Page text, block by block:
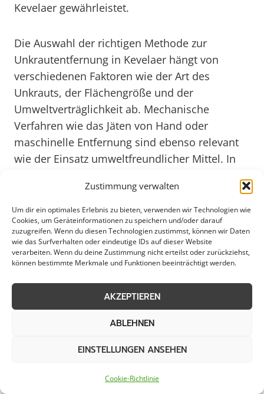
Zustimmung verwalten
Um dir ein optimales Erlebnis zu bieten, verwenden wir Technologien wie
Cookies, um Geräteinformationen zu speichern und/oder darauf
zuzugreifen. Wenn du diesen Technologien zustimmst, können wir Daten
wie das Surfverhalten oder eindeutige IDs auf dieser Website
verarbeiten. Wenn du deine Zustimmung nicht erteilst oder zurückziehst,
können bestimmte Merkmale und Funktionen beeinträchtigt werden.
AKZEPTIEREN
ABLEHNEN
EINSTELLUNGEN ANSEHEN
Cookie-Richtlinie
Kevelaer gewährleistet.
Die Auswahl der richtigen Methode zur
Unkrautentfernung in Kevelaer hängt von
verschiedenen Faktoren wie der Art des
Unkrauts, der Flächengröße und der
Umweltverträglichkeit ab. Mechanische
Verfahren wie das Jäten von Hand oder
maschinelle Entfernung sind ebenso relevant
wie der Einsatz umweltfreundlicher Mittel. In
strengerer Vorschriften ist es für Kevelaer von
Vorteil, auf nachhaltige und ökologisch
vertretbare Unkrautbekämpfung zu setzen.
Mit Blick auf das Jahr 2025 und die
Kevelaer innovative Ansätze wie der Einsatz
von Drohnen zur Unkrautbekämpfung an.
Durch die Kombination von Technologie und
Umweltschutz können effiziente Lösungen
und zukunftsorientierten Standort